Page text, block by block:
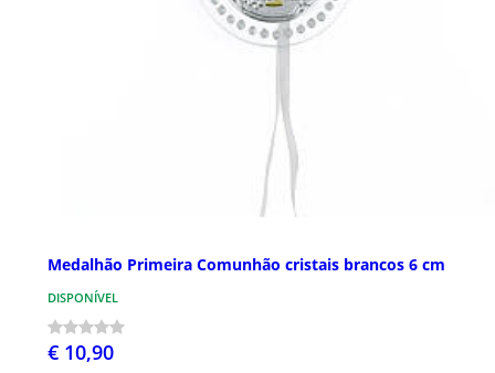
Medalhão Primeira Comunhão cristais brancos 6 cm
DISPONÍVEL
€ 10,90